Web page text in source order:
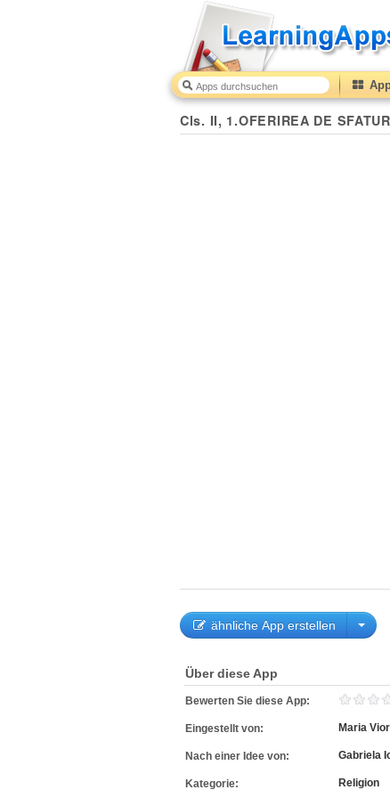
Cls. II, 1.OFERIREA DE
ähnliche App erstellen
Über diese App
Bewerten Sie diese App:
Eingestellt von: Maria
Nach einer Idee von: Gabriela
Kategorie: Religion